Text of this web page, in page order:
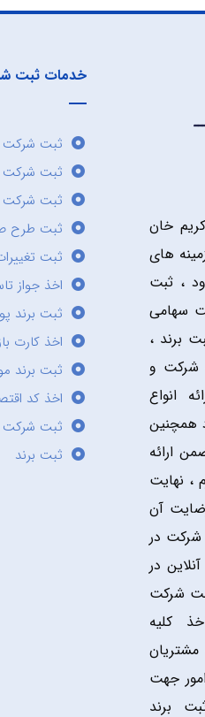
خان
های
، ثبت
سهامی
برند ،
شرکت و
انواع
همچنین
ارائه
، نهایت
آن
شرکت در
در
شرکت
کلیه
جهت
برند
خدمات ثبت
ثبت شرکت
ثبت
ثبت شرکت
ثبت طرح
ثبت
اخذ جواز
ثبت برند
اخذ کارت
ثبت برند
اخذ کد
ثبت شرکت
ثبت برند